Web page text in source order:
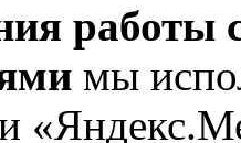
работы
мы